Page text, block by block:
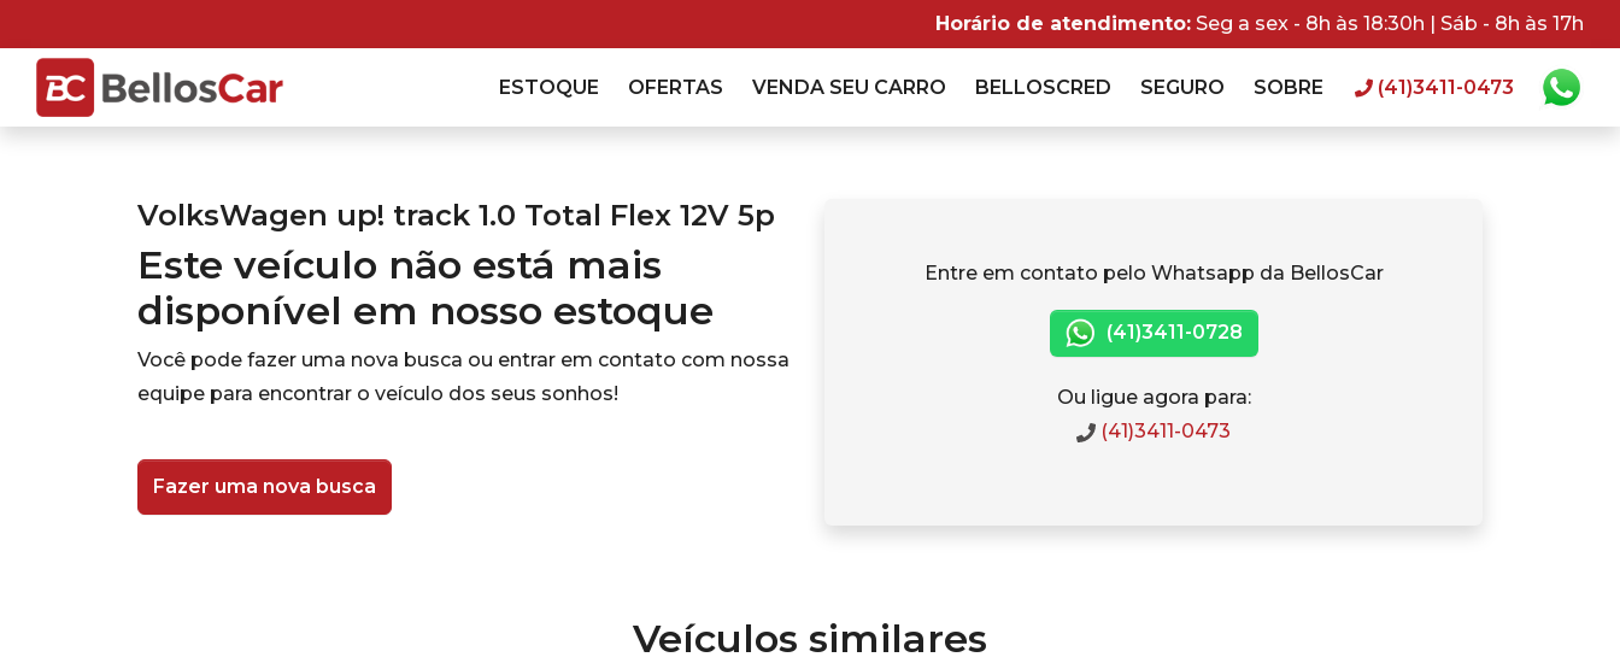
Horário de atendimento: Seg a sex - 8h às 18:30h | Sáb - 8h às 17h
ESTOQUE OFERTAS VENDA SEU CARRO BELLOSCRED SEGURO SOBRE (41)3411-0473
VolksWagen up! track 1.0 Total Flex 12V 5p
Este veículo não está mais
disponível em nosso estoque
Você pode fazer uma nova busca ou entrar em contato com nossa
equipe para encontrar o veículo dos seus sonhos!
Fazer uma nova busca
Entre em contato pelo Whatsapp da BellosCar
(41)3411-0728
Ou ligue agora para:
(41)3411-0473
Veículos similares